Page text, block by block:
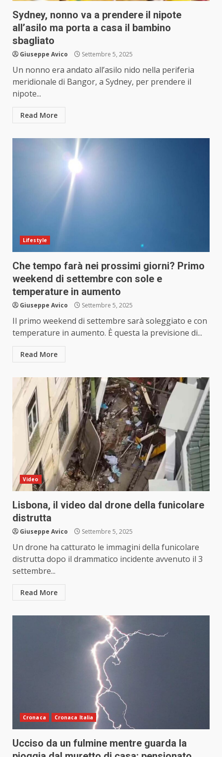
Sydney, nonno va a prendere il nipote
all’asilo ma porta a casa il bambino
sbagliato
Giuseppe Avico Settembre 5, 2025
Un nonno era andato all’asilo nido nella periferia
meridionale di Bangor, a Sydney, per prendere il
nipote...
Read More
Lifestyle
Che tempo farà nei prossimi giorni? Primo
weekend di settembre con sole e
temperature in aumento
Giuseppe Avico Settembre 5, 2025
Il primo weekend di settembre sarà soleggiato e con
temperature in aumento. È questa la previsione di...
Read More
Video
Lisbona, il video dal drone della funicolare
distrutta
Giuseppe Avico Settembre 5, 2025
Un drone ha catturato le immagini della funicolare
distrutta dopo il drammatico incidente avvenuto il 3
settembre...
Read More
Cronaca Cronaca Italia
Ucciso da un fulmine mentre guarda la